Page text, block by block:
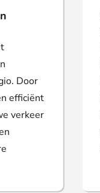
Door
efficiënt
verkeer